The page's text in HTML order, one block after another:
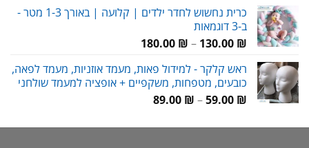
היה:
180.00 ₪.
הוא:
כרית נחשוש לחדר ילדים | קלועה | באורך 1-3 מטר -
ב-3 דוגמאות
130.00 ₪
–
180.00 ₪
עד
ראש קלקר - למידול פאות, מעמד אוזניות, מעמד לפאה,
כובעים, מטפחות, משקפיים + אופציה למעמד שולחני
59.00 ₪
–
89.00 ₪
טווח